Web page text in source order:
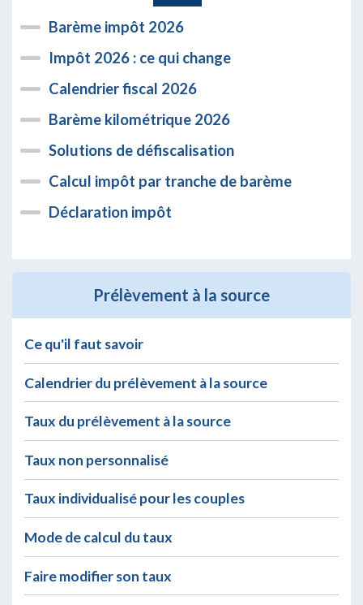
Barème impôt 2026
Impôt 2026 : ce qui change
Calendrier fiscal 2026
Barème kilométrique 2026
Solutions de défiscalisation
Calcul impôt par tranche de barème
Déclaration impôt
Prélèvement à la source
Ce qu'il faut savoir
Calendrier du prélèvement à la source
Taux du prélèvement à la source
Taux non personnalisé
Taux individualisé pour les couples
Mode de calcul du taux
Faire modifier son taux